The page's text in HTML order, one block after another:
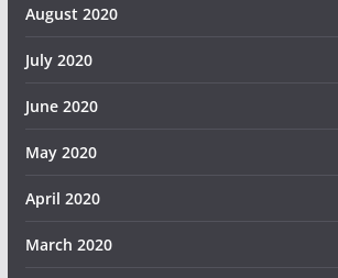
August 2020
July 2020
June 2020
May 2020
April 2020
March 2020